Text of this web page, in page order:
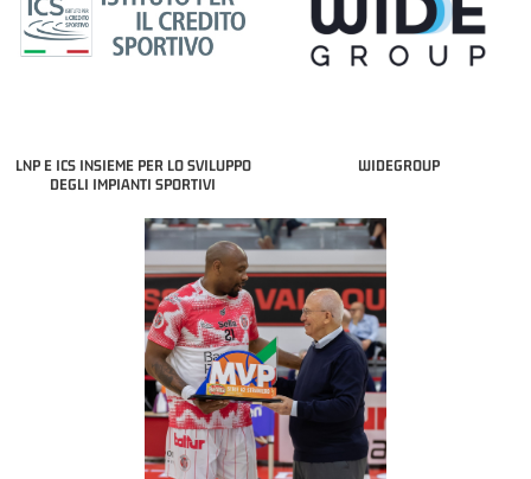
LNP E ICS INSIEME PER LO SVILUPPO
DEGLI IMPIANTI SPORTIVI
WIDEGROUP